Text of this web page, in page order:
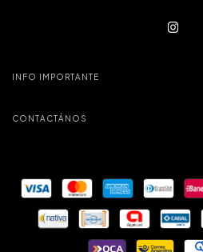
INFO IMPORTANTE
CONTACTÁNOS